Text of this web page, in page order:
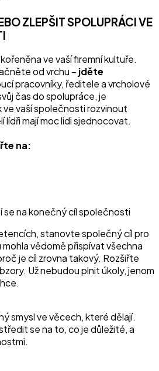
ZLEPŠIT SPOLUPRÁCI VE
ve vaší firemní kultuře.
od vrchu – jděte
pracovníky, ředitele a vrcholové
čas do spolupráce, je
ve vaší společnosti rozvinout
lídři mají moc lidi sjednocovat.
na:
se na konečný cíl společnosti
stanovte společný cíl pro
mohla vědomě přispívat všechna
je cíl zrovna takový. Rozšiřte
Už nebudou plnit úkoly, jenom
smysl ve věcech, které dělají.
se na to, co je důležité, a